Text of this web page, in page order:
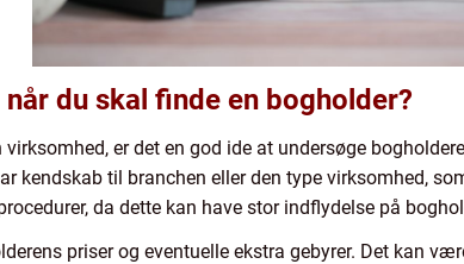
du skal finde en bogholder?
er det en god ide at undersøge
kendskab til branchen eller den type virksomhed,
da dette kan have stor indflydelse på
priser og eventuelle ekstra gebyrer. Det kan